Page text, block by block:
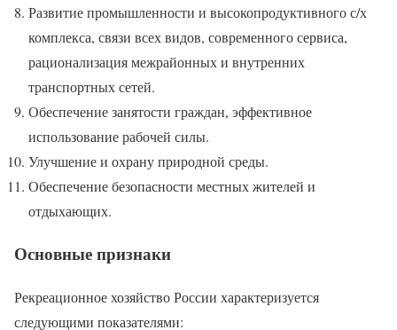
Развитие промышленности и высокопродуктивного с/х
комплекса, связи всех видов, современного сервиса,
рационализация межрайонных и внутренних
транспортных сетей.
Обеспечение занятости граждан, эффективное
использование рабочей силы.
Улучшение и охрану природной среды.
Обеспечение безопасности местных жителей и
отдыхающих.
Основные признаки
Рекреационное хозяйство России характеризуется
следующими показателями: